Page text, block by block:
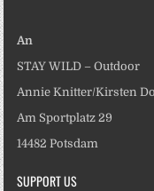
An
STAY WILD – Outdoor
Annie Knitter/Kirsten
Am Sportplatz 29
14482 Potsdam
SUPPORT US